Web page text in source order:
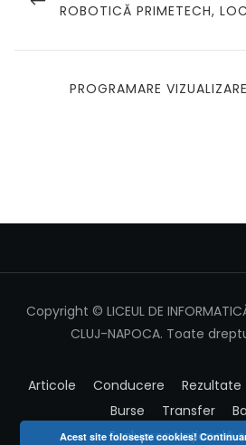
articole
POST
ROBOTICĂ PRIMETECH,
NEXT
PROGRAMARE
Copyright © LICEUL DE
CLUJ-NAPOCA. Toate
Articole Conducere Rezultate
Burse
Transfer
Evaluarea Națională
Acest site foloseşte cookies!